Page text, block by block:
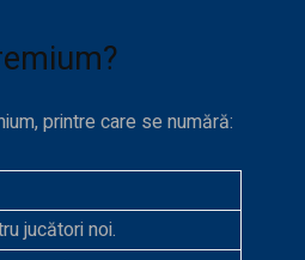
printre care se numără:
jucători noi.